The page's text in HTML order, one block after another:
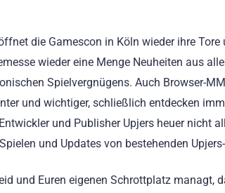
die Gamescon in Köln wieder ihre
wieder eine Menge Neuheiten aus
Spielvergnügens. Auch Browser-
und wichtiger, schließlich entdecken
und Publisher Upjers heuer nicht
und Updates von bestehenden
und Euren eigenen Schrottplatz managt,